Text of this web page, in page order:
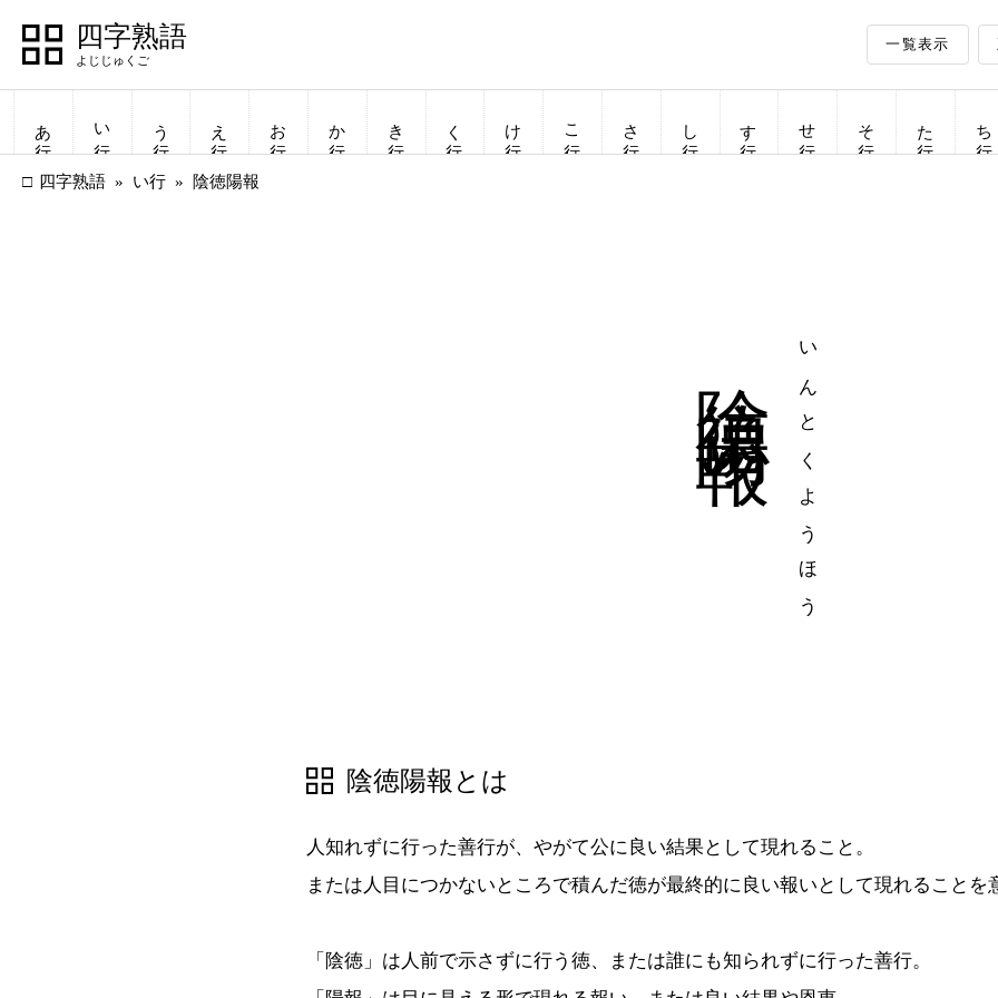
四字熟語 一覧表示
あ行 い行 う行 え行 お行 か行 き行 く行 け行 こ行 さ行 し行 す行 せ行 そ行 た行 ち行
四字熟語 い行 陰徳陽報
いんとくようほう
陰徳陽報とは
人知れずに行った善行が、やがて公に良い結果として現れること。
または人目につかないところで積んだ徳が最終的に良い報いとして現れることを
「陰徳」は人前で示さずに行う徳、または誰にも知られずに行った善行。